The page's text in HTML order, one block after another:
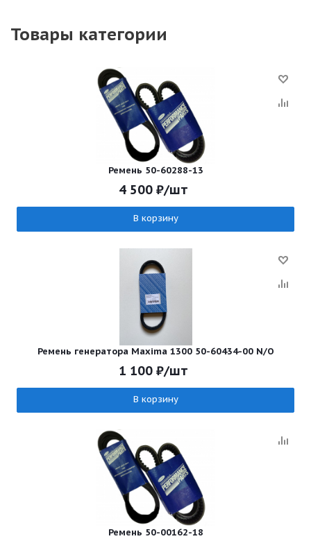
Товары категории
Ремень 50-60288-13
4 500₽/шт
В корзину
Ремень генератора Maxima 1300 50-60434-00 N/O
1 100₽/шт
В корзину
Ремень 50-00162-18